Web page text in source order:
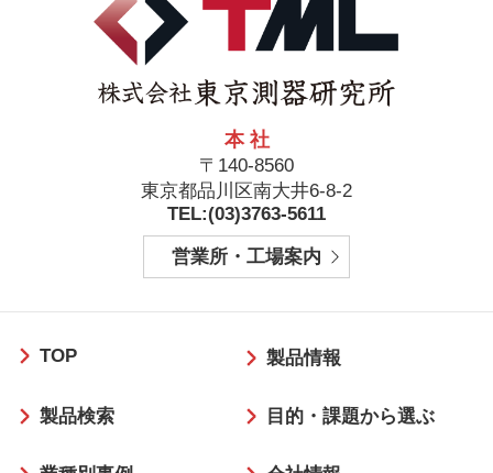
本 社
〒140-8560
東京都品川区南大井6-8-2
TEL:(03)3763-5611
営業所・工場案内
ッ
ー
TOP 製品情報
製品検索 目的・課題から選ぶ